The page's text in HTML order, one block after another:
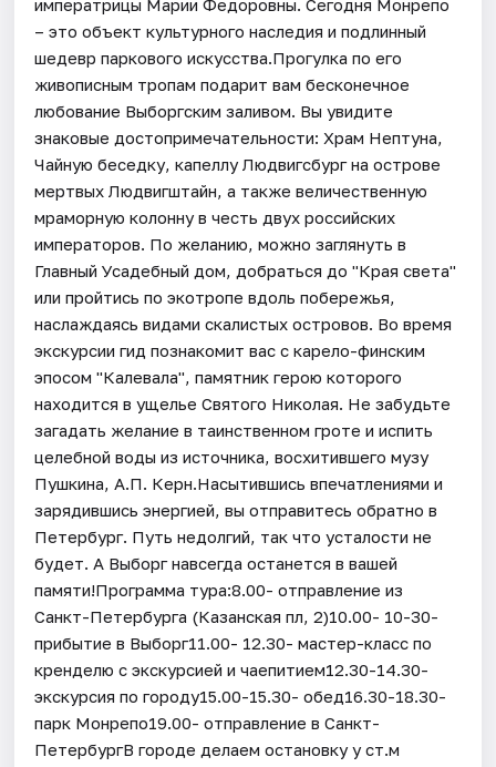
императрицы Марии Федоровны. Сегодня Монрепо
– это объект культурного наследия и подлинный
шедевр паркового искусства.Прогулка по его
живописным тропам подарит вам бесконечное
любование Выборгским заливом. Вы увидите
знаковые достопримечательности: Храм Нептуна,
Чайную беседку, капеллу Людвигсбург на острове
мертвых Людвигштайн, а также величественную
мраморную колонну в честь двух российских
императоров. По желанию, можно заглянуть в
Главный Усадебный дом, добраться до "Края света"
или пройтись по экотропе вдоль побережья,
наслаждаясь видами скалистых островов. Во время
экскурсии гид познакомит вас с карело-финским
эпосом "Калевала", памятник герою которого
находится в ущелье Святого Николая. Не забудьте
загадать желание в таинственном гроте и испить
целебной воды из источника, восхитившего музу
Пушкина, А.П. Керн.Насытившись впечатлениями и
зарядившись энергией, вы отправитесь обратно в
Петербург. Путь недолгий, так что усталости не
будет. А Выборг навсегда останется в вашей
памяти!Программа тура:8.00- отправление из
Санкт-Петербурга (Казанская пл, 2)10.00- 10-30-
прибытие в Выборг11.00- 12.30- мастер-класс по
кренделю с экскурсией и чаепитием12.30-14.30-
экскурсия по городу15.00-15.30- обед16.30-18.30-
парк Монрепо19.00- отправление в Санкт-
ПетербургВ городе делаем остановку у ст.м